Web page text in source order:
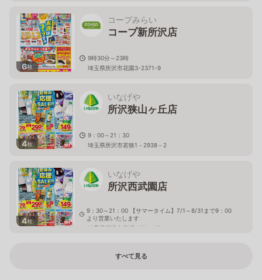
6枚
コープみらい
コープ新所沢店
9時30分～23時
埼玉県所沢市花園3-2371-9
4枚
いなげや
所沢狭山ヶ丘店
9：00～21：30
埼玉県所沢市若狭1－2938－2
4枚
いなげや
所沢西武園店
9：30～21：00 【サマータイム】7/1～8/31まで9：00
より営業いたします
埼玉県所沢市荒幡1359－17
すべて見る